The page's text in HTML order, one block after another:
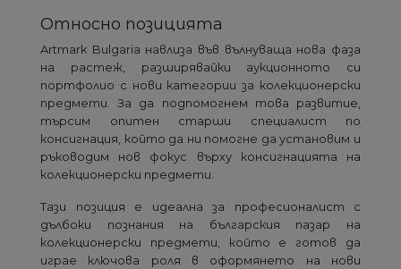
Относно позицията
Artmark Bulgaria навлиза във вълнуваща нова фаза
на растеж, разширявайки аукционното си
портфолио с нови категории за колекционерски
предмети. За да подпомогнем това развитие,
търсим опитен старши специалист по
консигнация, който да ни помогне да установим и
ръководим нов фокус върху консигнацията на
колекционерски предмети.
Тази позиция е идеална за професионалист с
дълбоки познания на българския пазар на
колекционерски предмети, който е готов да
играе ключова роля в оформянето на нови